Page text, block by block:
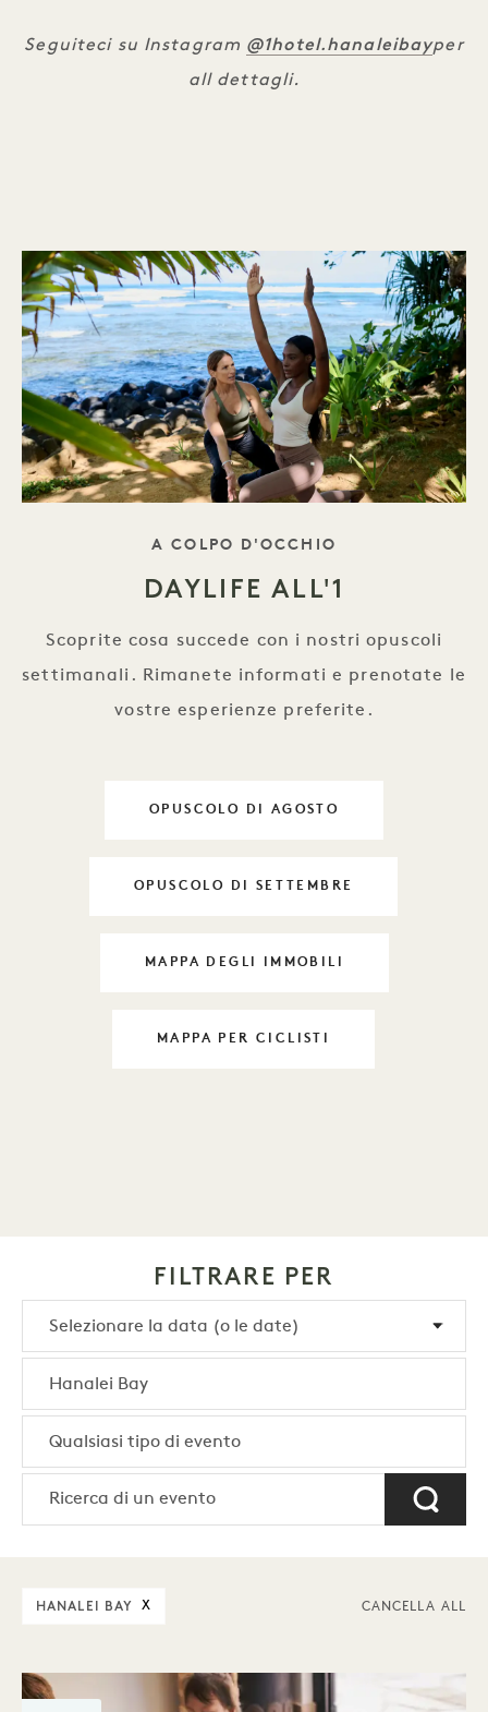
Seguiteci su Instagram @1hotel.hanaleibayper
all dettagli.
TAGLINE
A COLPO D'OCCHIO
DAYLIFE ALL'1
Scoprite cosa succede con i nostri opuscoli
settimanali. Rimanete informati e prenotate le
vostre esperienze preferite.
OPUSCOLO DI AGOSTO
DAYLIFE AL 1
OPUSCOLO DI SETTEMBRE
DAYLIFE AL 1
MAPPA DEGLI IMMOBILI
DAYLIFE AL 1
MAPPA PER CICLISTI
DAYLIFE AL 1
FILTRARE PER
HANALEI BAY X CANCELLA ALL